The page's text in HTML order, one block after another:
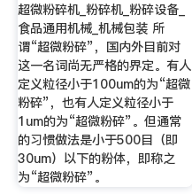
超微粉碎机_粉碎机_粉碎设备_
食品通用机械_机械包装 所
谓“超微粉碎”，国内外目前对
这一名词尚无严格的界定。有人
定义粒径小于100um的为“超微
粉碎”，也有人定义粒径小于
1um的为“超微粉碎”。但通常
的习惯做法是小于500目（即
30um）以下的粉体，即称之
为“超微粉碎”。